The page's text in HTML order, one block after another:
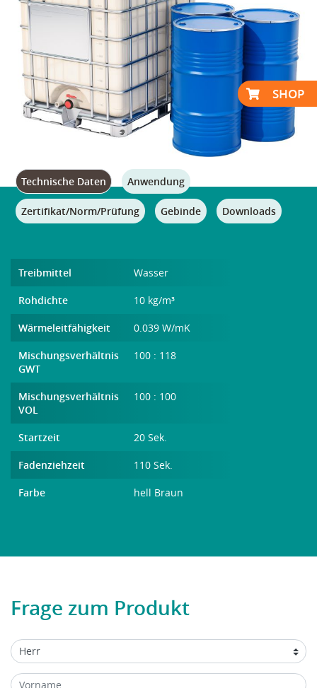
Technische Daten Anwendung
Zertifikat/Norm/Prüfung Gebinde Downloads
Treibmittel Wasser
Rohdichte 10 kg/m³
Wärmeleitfähigkeit 0.039 W/mK
Mischungsverhältnis
GWT
100 : 118
Mischungsverhältnis
VOL
100 : 100
Startzeit 20 Sek.
Fadenziehzeit 110 Sek.
Farbe hell Braun
Frage zum Produkt
SHOP